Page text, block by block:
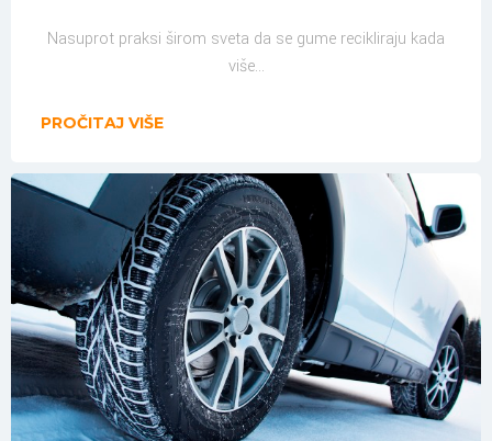
Nasuprot praksi širom sveta da se gume recikliraju kada
više...
PROČITAJ VIŠE